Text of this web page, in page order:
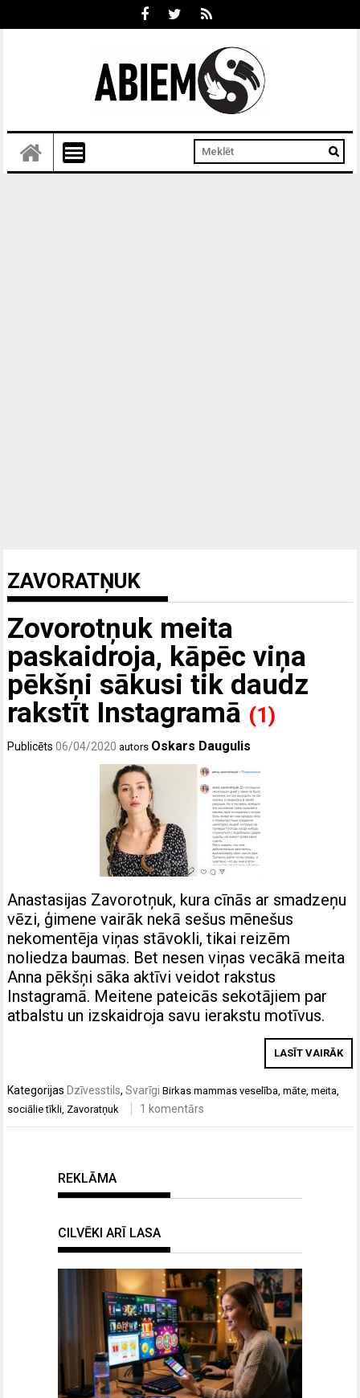
ZAVORATŅUK
Zovorotņuk meita
paskaidroja, kāpēc viņa
pēkšņi sākusi tik daudz
rakstīt Instagramā (1)
Publicēts06/04/2020 autors Oskars Daugulis
Anastasijas Zavorotņuk, kura cīnās ar smadzeņu
vēzi, ģimene vairāk nekā sešus mēnešus
nekomentēja viņas stāvokli, tikai reizēm
noliedza baumas. Bet nesen viņas vecākā meita
Anna pēkšņi sāka aktīvi veidot rakstus
Instagramā. Meitene pateicās sekotājiem par
atbalstu un izskaidroja savu ierakstu motīvus.
LASĪT VAIRĀK
Kategorijas Dzīvesstils,Svarīgi Birkasmammas veselība,māte,meita,
sociālie tīkli, Zavoratņuk 1 komentārs
REKLĀMA
CILVĒKI ARĪ LASA